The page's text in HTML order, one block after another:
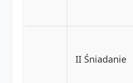
II Śniadanie